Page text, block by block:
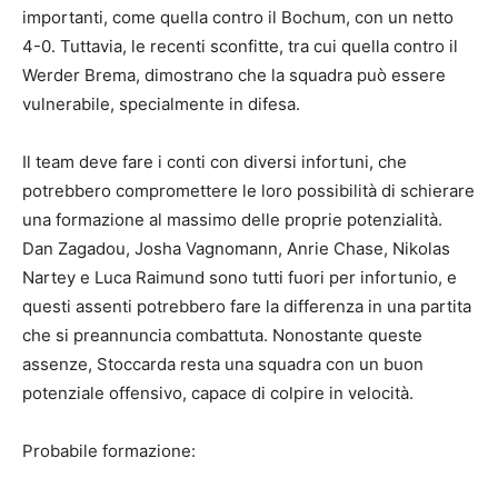
importanti, come quella contro il Bochum, con un netto
4-0. Tuttavia, le recenti sconfitte, tra cui quella contro il
Werder Brema, dimostrano che la squadra può essere
vulnerabile, specialmente in difesa.
Il team deve fare i conti con diversi infortuni, che
potrebbero compromettere le loro possibilità di schierare
una formazione al massimo delle proprie potenzialità.
Dan Zagadou, Josha Vagnomann, Anrie Chase, Nikolas
Nartey e Luca Raimund sono tutti fuori per infortunio, e
questi assenti potrebbero fare la differenza in una partita
che si preannuncia combattuta. Nonostante queste
assenze, Stoccarda resta una squadra con un buon
potenziale offensivo, capace di colpire in velocità.
Probabile formazione: